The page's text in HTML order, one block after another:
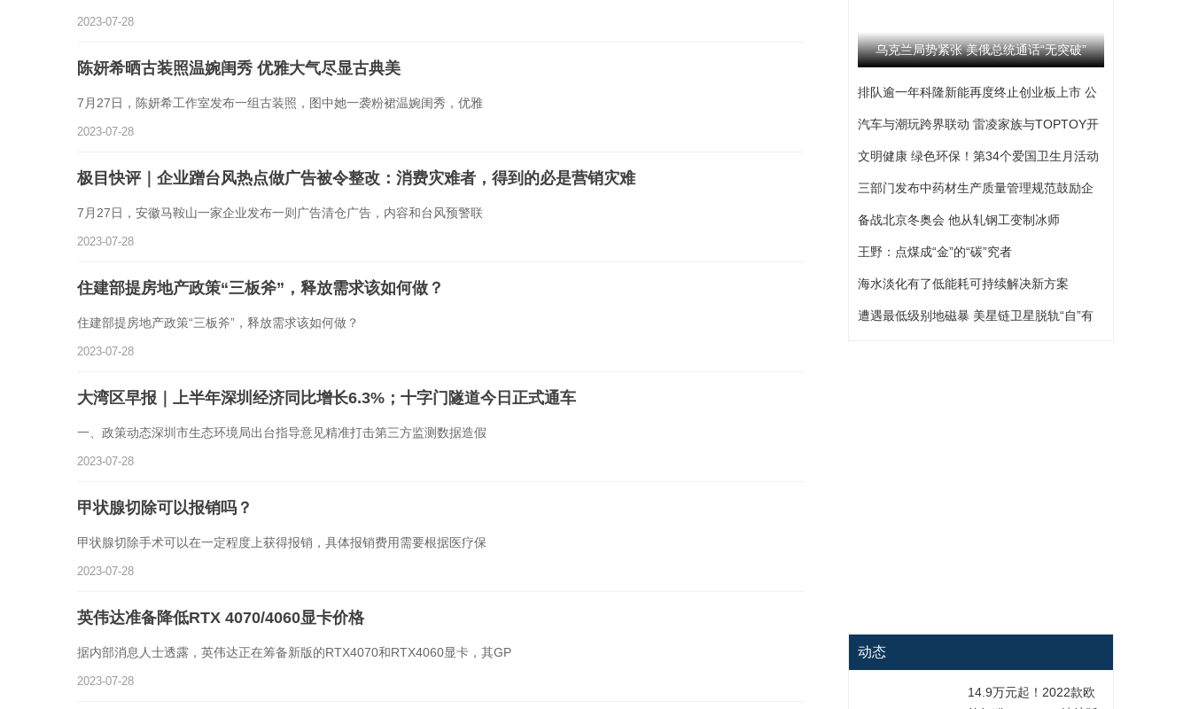
2023-07-28
陈妍希晒古装照温婉闺秀 优雅大气尽显古典美
7月27日，陈妍希工作室发布一组古装照，图中她一袭粉裙温婉闺秀，优雅
2023-07-28
极目快评｜企业蹭台风热点做广告被令整改：消费灾难者，得到的必是营销灾难
7月27日，安徽马鞍山一家企业发布一则广告清仓广告，内容和台风预警联
2023-07-28
住建部提房地产政策“三板斧”，释放需求该如何做？
住建部提房地产政策“三板斧”，释放需求该如何做？
2023-07-28
大湾区早报｜上半年深圳经济同比增长6.3%；十字门隧道今日正式通车
一、政策动态深圳市生态环境局出台指导意见精准打击第三方监测数据造假
2023-07-28
甲状腺切除可以报销吗？
甲状腺切除手术可以在一定程度上获得报销，具体报销费用需要根据医疗保
2023-07-28
英伟达准备降低RTX 4070/4060显卡价格
据内部消息人士透露，英伟达正在筹备新版的RTX4070和RTX4060显卡，其GP
2023-07-28
乌克兰局势紧张 美俄总统通话“无突破”
排队逾一年科隆新能再度终止创业板上市 公
司撤回发行上市申请文件
汽车与潮玩跨界联动 雷凌家族与TOPTOY开
启跨界联名合作
文明健康 绿色环保！第34个爱国卫生月活动
启动
三部门发布中药材生产质量管理规范鼓励企
业开展选育
备战北京冬奥会 他从轧钢工变制冰师
王野：点煤成“金”的“碳”究者
海水淡化有了低能耗可持续解决新方案
遭遇最低级别地磁暴 美星链卫星脱轨“自”有
动态
​14.9万元起！2022款欧